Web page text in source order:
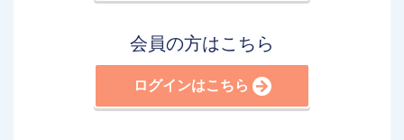
会員の方はこちら
ログインはこちら